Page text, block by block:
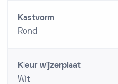
Kastvorm
Rond
Kleur wijzerplaat
Wit